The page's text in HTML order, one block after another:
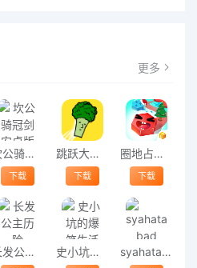
更多
坎公骑冠剑安卓版
下载
跳跃大作战手机版
下载
圈地占领大作战游戏
下载
长发公主历险 史小坑的爆笑生活10 syahatas bad day0.54